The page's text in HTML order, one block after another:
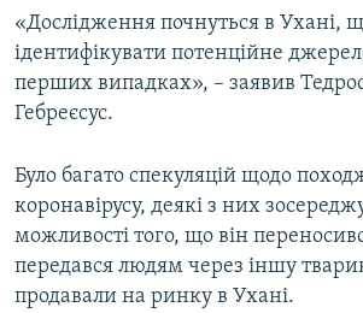
«Дослідження почнуться в Ухані,
ідентифікувати потенційне
перших випадках», – заявив
Гебреєсус.
Було багато спекуляцій щодо
коронавірусу, деякі з них
можливості того, що він
передався людям через іншу
продавали на ринку в Ухані.